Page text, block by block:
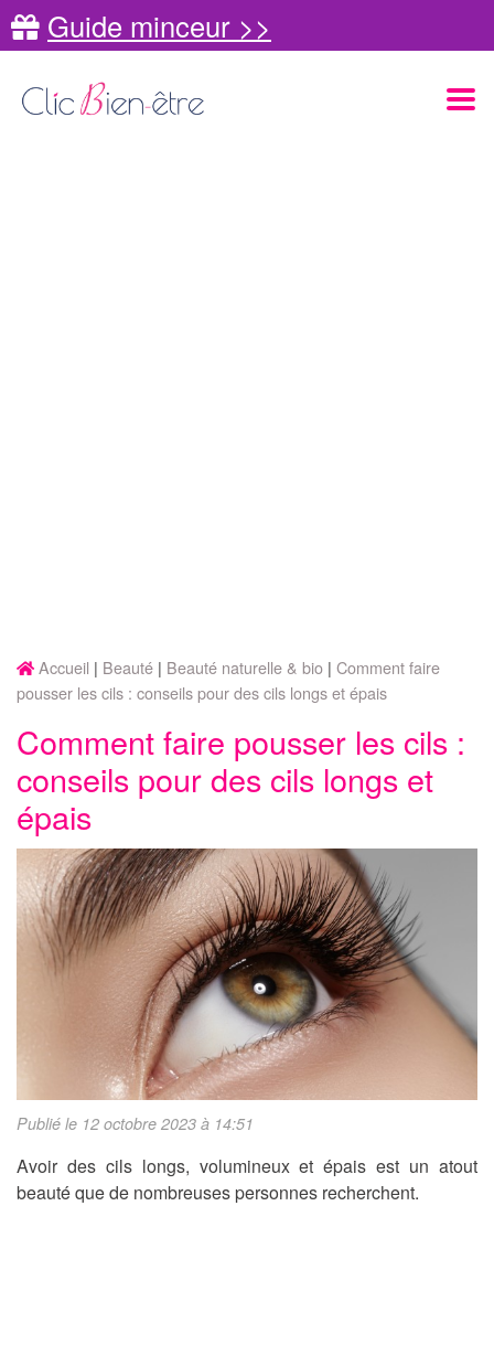
Guide minceur >>
Accueil Beauté Beauté naturelle & bio Comment faire
pousser les cils : conseils pour des cils longs et épais
Comment faire pousser les cils :
conseils pour des cils longs et
épais
Publié le 12 octobre 2023 à 14:51
Avoir des cils longs, volumineux et épais est un atout
beauté que de nombreuses personnes recherchent.